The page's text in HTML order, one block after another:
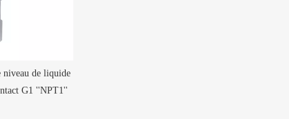
de liquide
G1 ''NPT1''